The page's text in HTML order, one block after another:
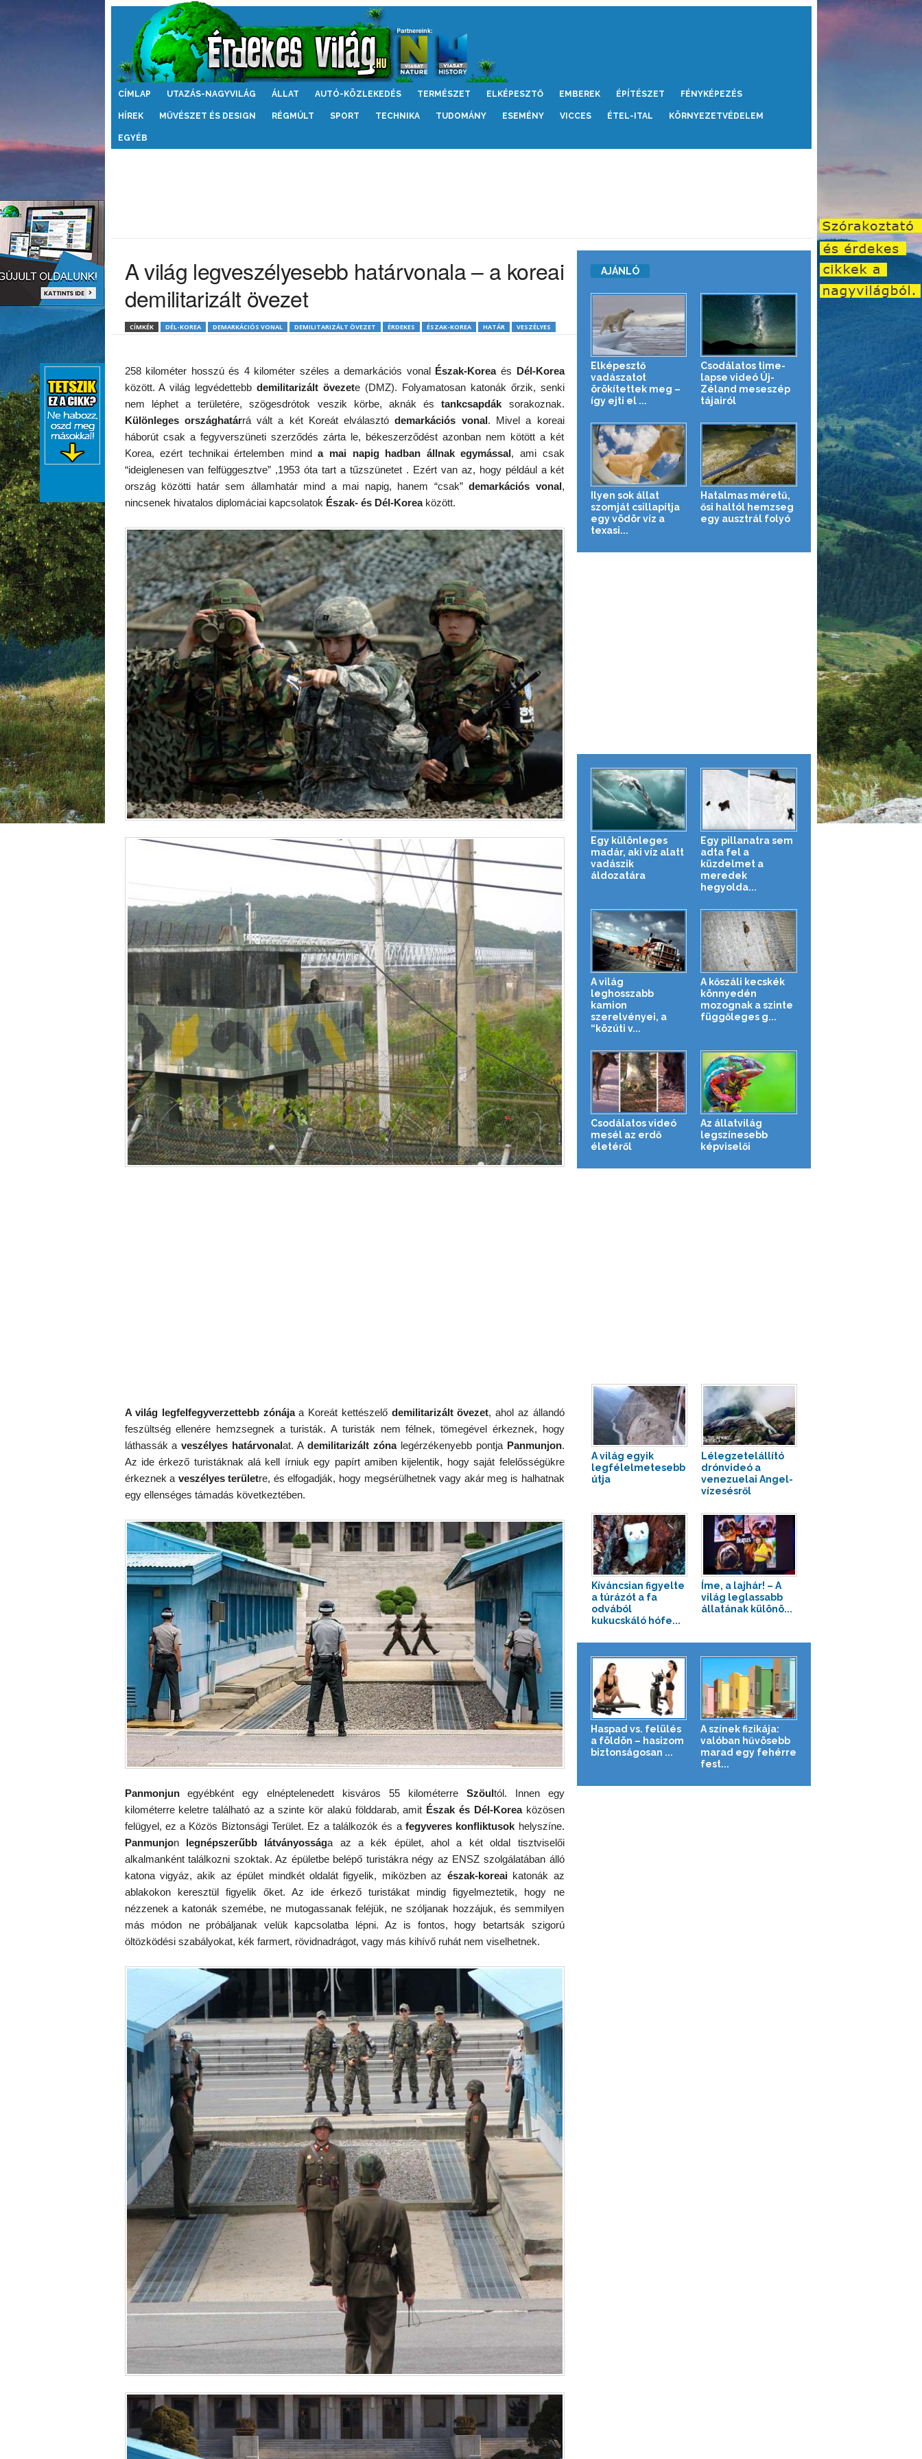
Érdekes
CÍMLAP UTAZÁS-NAGYVILÁG ÁLLAT AUTÓ-KÖZLEKEDÉS TERMÉSZET ELKÉPESZTŐ EMBEREK ÉPÍTÉSZET FÉNYKÉPEZÉS
HÍREK MŰVÉSZET ÉS DESIGN RÉGMÚLT SPORT TECHNIKA TUDOMÁNY ESEMÉNY VICCES ÉTEL-ITAL KÖRNYEZETVÉDELEM
EGYÉB
A világ legveszélyesebb határvonala – a koreai
demilitarizált övezet
CÍMKÉK DÉL-KOREA DEMARKÁCIÓS VONAL DEMILITARIZÁLT ÖVEZET ÉRDEKES ÉSZAK-KOREA HATÁR VESZÉLYES
258 kilométer hosszú és 4 kilométer széles a demarkációs vonal Észak-Koreaés Dél-Korea
között. A világ legvédettebbdemilitarizált övezete (DMZ). Folyamatosan katonák őrzik, senki
nem léphet a területére, szögesdrótok veszik körbe, aknák éstankcsapdák sorakoznak.
Különleges országhatárrá vált a két Koreát elválasztódemarkációs vonal. Mivel a koreai
háborút csak a fegyverszüneti szerződés zárta le, békeszerződést azonban nem kötött a két
Korea, ezért technikai értelemben minda mai napig hadban állnak egymással, ami csak
“ideiglenesen van felfüggesztve” ,1953 óta tart a tűzszünetet . Ezért van az, hogy például a két
ország közötti határ sem államhatár mind a mai napig, hanem “csak” demarkációs vonal,
nincsenek hivatalos diplomáciai kapcsolatok Észak- és Dél-Koreaközött.
A világ legfelfegyverzettebb zónájaa Koreát kettészelő demilitarizált övezet, ahol az állandó
feszültség ellenére hemzsegnek a turisták. A turisták nem félnek, tömegével érkeznek, hogy
láthassák aveszélyes határvonalat. A demilitarizált zónalegérzékenyebb pontja Panmunjon.
Az ide érkező turistáknak alá kell írniuk egy papírt amiben kijelentik, hogy saját felelősségükre
érkeznek a veszélyes területre, és elfogadják, hogy megsérülhetnek vagy akár meg is halhatnak
egy ellenséges támadás következtében.
Panmonjunegyébként egy elnéptelenedett kisváros 55 kilométerre Szöultól. Innen egy
kilométerre keletre található az a szinte kör alakú földdarab, amit Észak és Dél-Koreaközösen
felügyel, ez a Közös Biztonsági Terület. Ez a találkozók és a fegyveres konfliktusok helyszíne.
Panmunjon legnépszerűbb látványossága az a kék épület, ahol a két oldal tisztviselői
alkalmanként találkozni szoktak. Az épületbe belépő turistákra négy az ENSZ szolgálatában álló
katona vigyáz, akik az épület mindkét oldalát figyelik, miközben az észak-koreaikatonák az
ablakokon keresztül figyelik őket. Az ide érkező turistákat mindig figyelmeztetik, hogy ne
nézzenek a katonák szemébe, ne mutogassanak feléjük, ne szóljanak hozzájuk, és semmilyen
más módon ne próbáljanak velük kapcsolatba lépni. Az is fontos, hogy betartsák szigorú
öltözködési szabályokat, kék farmert, rövidnadrágot, vagy más kihívő ruhát nem viselhetnek.
AJÁNLÓ
Elképesztő
vadászatot
örökítettek meg –
így ejti el ...
Csodálatos time-
lapse videó Új-
Zéland meseszép
tájairól
Ilyen sok állat
szomját csillapítja
egy vödör víz a
texasi...
Hatalmas méretű,
ősi haltól hemzseg
egy ausztrál folyó
Egy különleges
madár, aki víz alatt
vadászik
áldozatára
Egy pillanatra sem
adta fel a
küzdelmet a
meredek
hegyolda...
A világ
leghosszabb
kamion
szerelvényei, a
“közúti v...
A kőszáli kecskék
könnyedén
mozognak a szinte
függőleges g...
Csodálatos videó
mesél az erdő
életéről
Az állatvilág
legszínesebb
képviselői
A világ egyik
legfélelmetesebb
útja
Lélegzetelállító
drónvideó a
venezuelai Angel-
vízesésről
Kíváncsian figyelte
a túrázót a fa
odvából
kukucskáló hófe...
Íme, a lajhár! – A
világ leglassabb
állatának különö...
Haspad vs. felülés
a földön – hasizom
biztonságosan ...
A színek fizikája:
valóban hűvösebb
marad egy fehérre
fest...